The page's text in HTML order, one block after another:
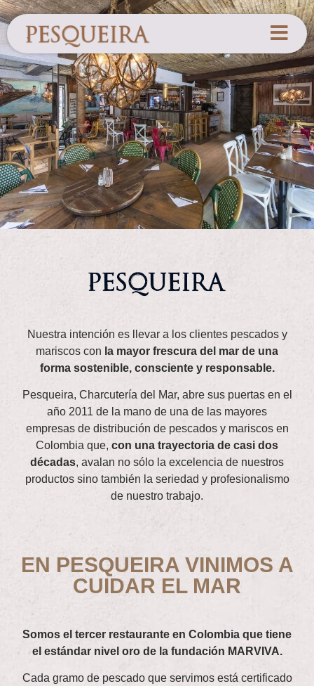
Nuestra intención es llevar a los clientes pescados y
mariscos con la mayor frescura del mar de una
forma sostenible, consciente y responsable.
Pesqueira, Charcutería del Mar, abre sus puertas en el
año 2011 de la mano de una de las mayores
empresas de distribución de pescados y mariscos en
Colombia que, con una trayectoria de casi dos
décadas, avalan no sólo la excelencia de nuestros
productos sino también la seriedad y profesionalismo
de nuestro trabajo.
EN PESQUEIRA VINIMOS A
CUIDAR EL MAR
Somos el tercer restaurante en Colombia que tiene
el estándar nivel oro de la fundación MARVIVA.
Cada gramo de pescado que servimos está certificado